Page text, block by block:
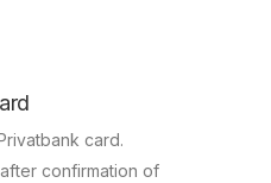
card.
confirmation of